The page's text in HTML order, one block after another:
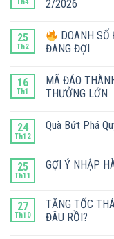
Th4 2/2026
25
Th2
DOANH
ĐANG ĐỢI
16
Th1
MÃ ĐÁO
THƯỞNG LỚN
24
Th12
Quà Bứt Phá
25
Th11
GỢI Ý NHẬP
27
Th10
TĂNG TỐC
ĐÂU RỒI?